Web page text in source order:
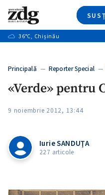
+12
Caută
36°C, Chișinău
Principală — Reporter Special —
«Verde» pentru
9 noiembrie 2012, 13:44
Iurie SANDUŢA
227 articole